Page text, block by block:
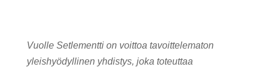
Vuolle Setlementti on voittoa tavoittelematon
yleishyödyllinen yhdistys, joka toteuttaa